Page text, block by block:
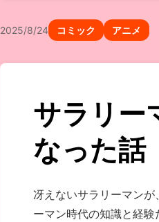
2025/8/24 コミック アニメ
サラリー
なった話
冴えないサラリーマン
ーマン時代の知識と経験